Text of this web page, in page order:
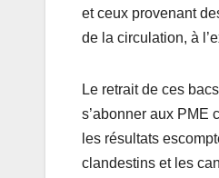
et ceux provenant
de la circulation, à
Le retrait de ces
s’abonner aux PME
les résultats
clandestins et les